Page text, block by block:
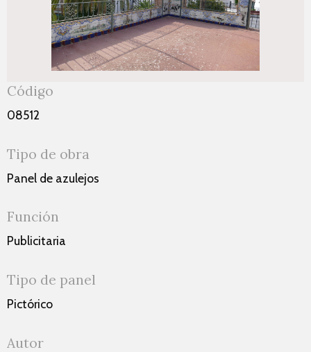
Código
08512
Tipo de obra
Panel de azulejos
Función
Publicitaria
Tipo de panel
Pictórico
Autor